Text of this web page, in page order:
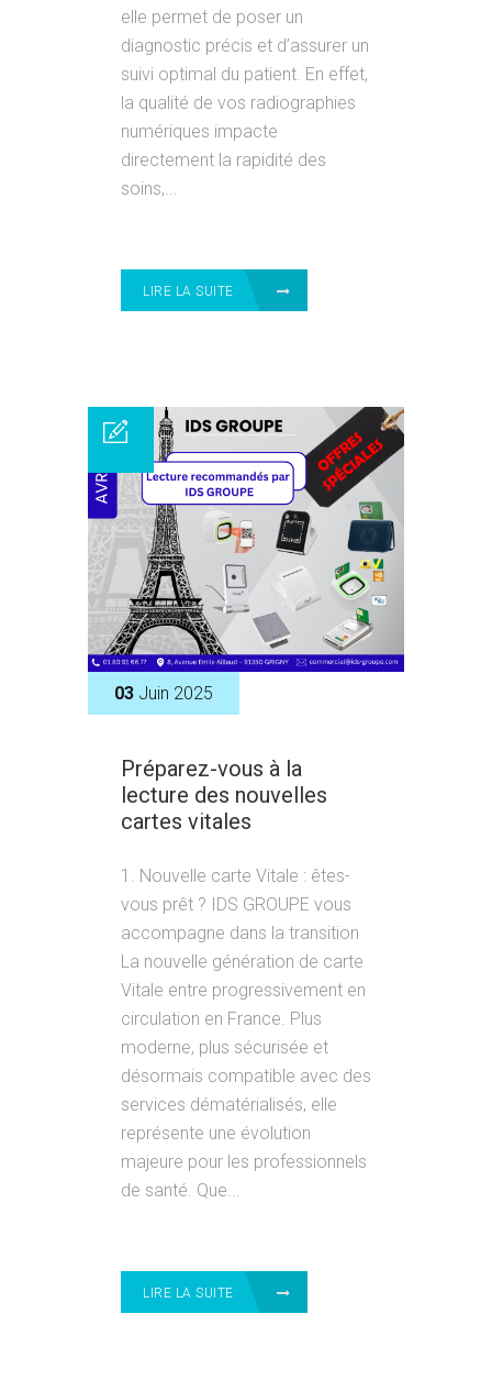
elle permet de poser un
diagnostic précis et d’assurer un
suivi optimal du patient. En effet,
la qualité de vos radiographies
numériques impacte
directement la rapidité des
soins,...
LIRE LA SUITE
03 Juin 2025
Préparez-vous à la
lecture des nouvelles
cartes vitales
1. Nouvelle carte Vitale : êtes-
vous prêt ? IDS GROUPE vous
accompagne dans la transition
La nouvelle génération de carte
Vitale entre progressivement en
circulation en France. Plus
moderne, plus sécurisée et
désormais compatible avec des
services dématérialisés, elle
représente une évolution
majeure pour les professionnels
de santé. Que...
LIRE LA SUITE